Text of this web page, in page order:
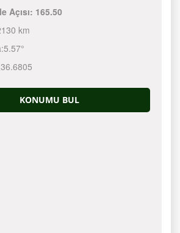
Açısı: 165.50
km
5.57°
36.6805
KONUMU BUL